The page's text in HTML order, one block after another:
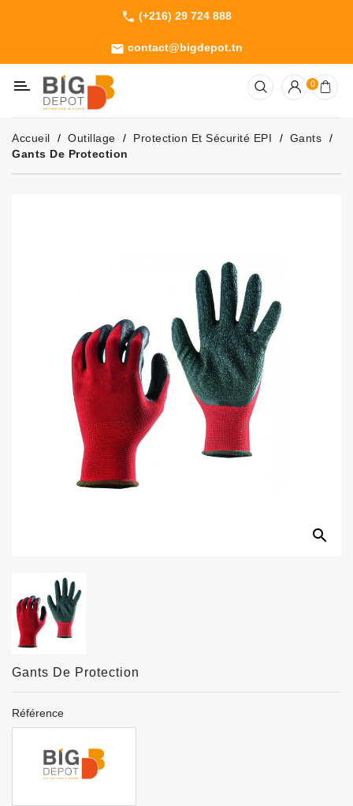
phone (+216) 29 724 888
email contact@bigdepot.tn
Machines
Outillage
Jardinage
Consommables
0
Accueil Outillage Protection Et Sécurité EPI
Gants
Gants De Protection
search
Gants De Protection
Référence